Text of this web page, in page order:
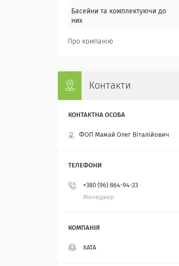
Басейни та комплектуючи до
них
Про компанію
Контакти
ФОП Мамай Олег Віталійович
+380 (96) 864-94-23
Менеджер
ХАТА